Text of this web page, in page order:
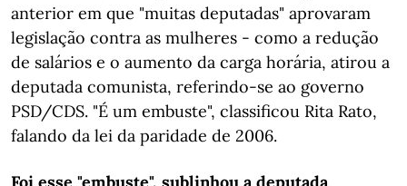
anterior em que "muitas deputadas" aprovaram
legislação contra as mulheres - como a redução
de salários e o aumento da carga horária, atirou a
deputada comunista, referindo-se ao governo
PSD/CDS. "É um embuste", classificou Rita Rato,
falando da lei da paridade de 2006.